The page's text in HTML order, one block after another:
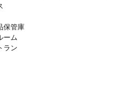
保管庫
ーム
ラン